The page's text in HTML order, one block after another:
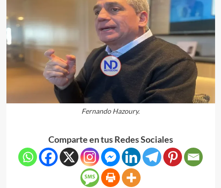
Fernando Hazoury.
Comparte en tus Redes Sociales